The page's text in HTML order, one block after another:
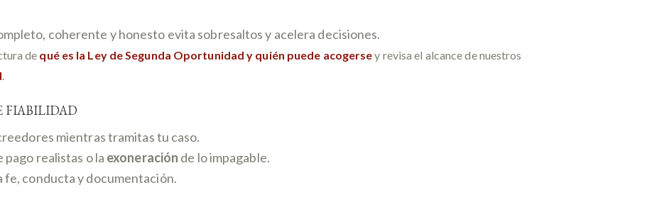
coherente y honesto evita sobresaltos y acelera decisiones.
de qué es la Ley de Segunda Oportunidad y quién puede acogersey revisa el alcance de nuestros
.
FIABILIDAD
mientras tramitas tu caso.
pago realistas o la exoneración de lo impagable.
fe, conducta y documentación.